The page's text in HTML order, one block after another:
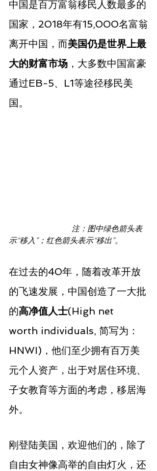
中国是百万富翁移民人数最多的
国家，2018年有15,000名富翁
离开中国，而美国仍是世界上最
大的财富市场 ，大多数中国富豪
通过EB-5、L1等途径移民美
国。
示“移入”；红色箭头表示“移出”。
在过去的40年，随着改革开放
的飞速发展，中国创造了一大批
的高净值人士(High net
worth individuals, 简写为：
HNWI)，他们至少拥有百万美
元个人资产，出于对居住环境、
子女教育等方面的考虑，移居海
外。
刚登陆美国，欢迎他们的，除了
自由女神像高举的自由灯火，还